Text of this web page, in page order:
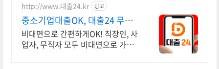
http://www.대출24.kr 광고
중소기업대출OK, 대출24 무서
류 No신용 대출가능!
비대면으로 간편하게OK! 직장인, 사
업자, 무직자 모두 비대면으로 가능